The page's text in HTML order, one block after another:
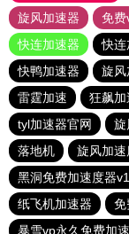
旋风加速器
免费
快连加速器
快连
快鸭加速器
旋风
雷霆加速
狂飙加
tyl加速器官网
旋
落地机
旋风加速
黑洞免费加速度器
纸飞机加速器
免
暴雪vp永久免费加